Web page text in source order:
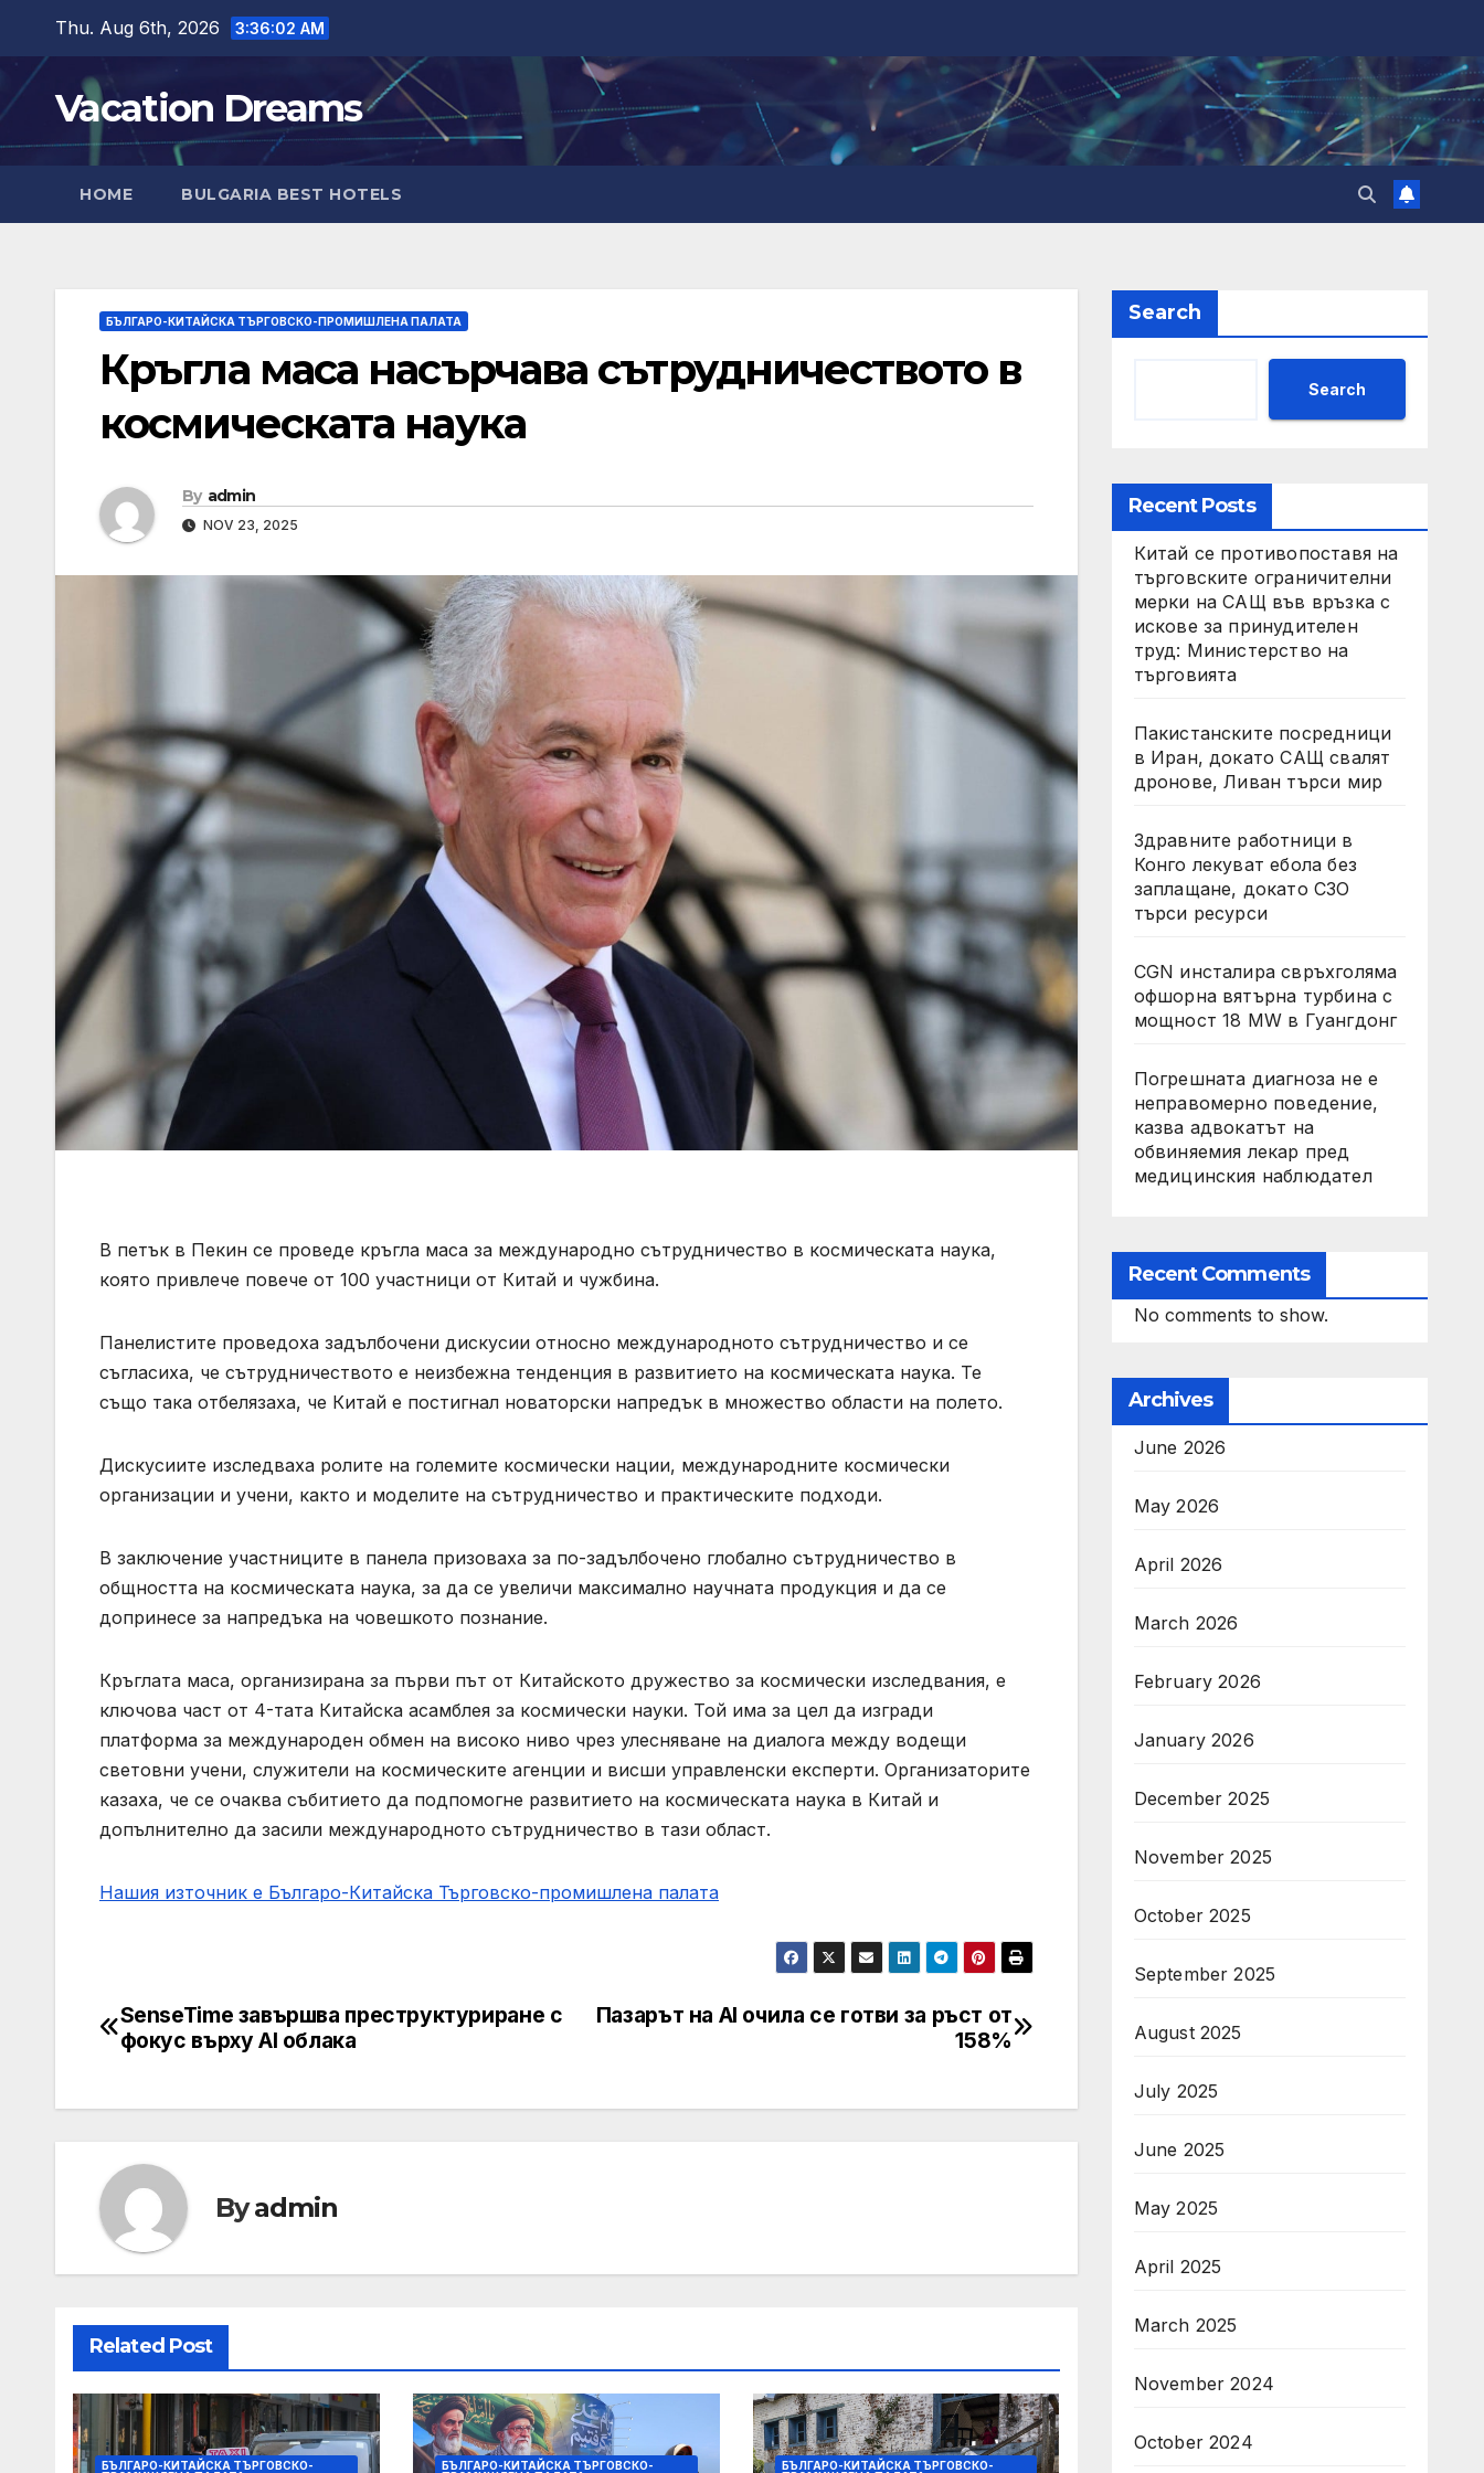
content
Thu. Aug 6th, 2026 3:36:03 AM
Vacation Dreams
HOME BULGARIA BEST HOTELS
БЪЛГАРО-КИТАЙСКА ТЪРГОВСКО-ПРОМИШЛЕНА ПАЛАТА
Кръгла маса насърчава сътрудничеството в
космическата наука
By admin
NOV 23, 2025
В петък в Пекин се проведе кръгла маса за международно сътрудничество в космическата наука,
която привлече повече от 100 участници от Китай и чужбина.
Панелистите проведоха задълбочени дискусии относно международното сътрудничество и се
съгласиха, че сътрудничеството е неизбежна тенденция в развитието на космическата наука. Те
също така отбелязаха, че Китай е постигнал новаторски напредък в множество области на полето.
Дискусиите изследваха ролите на големите космически нации, международните космически
организации и учени, както и моделите на сътрудничество и практическите подходи.
В заключение участниците в панела призоваха за по-задълбочено глобално сътрудничество в
общността на космическата наука, за да се увеличи максимално научната продукция и да се
допринесе за напредъка на човешкото познание.
Кръглата маса, организирана за първи път от Китайското дружество за космически изследвания, е
ключова част от 4-тата Китайска асамблея за космически науки. Той има за цел да изгради
платформа за международен обмен на високо ниво чрез улесняване на диалога между водещи
световни учени, служители на космическите агенции и висши управленски експерти. Организаторите
казаха, че се очаква събитието да подпомогне развитието на космическата наука в Китай и
допълнително да засили международното сътрудничество в тази област.
Нашия източник е Българо-Китайска Търговско-промишлена палaта
Post
Пазарът на AI очила се готви за ръст от
158%
SenseTime завършва преструктуриране с
фокус върху AI облака
Byadmin
Related Post
БЪЛГАРО-КИТАЙСКА ТЪРГОВСКО-
БЪЛГАРО-КИТАЙСКА ТЪРГОВСКО-
БЪЛГАРО-КИТАЙСКА ТЪРГОВСКО-
Search
Search
Recent Posts
Китай се противопоставя на
търговските ограничителни
мерки на САЩ във връзка с
искове за принудителен
труд: Министерство на
търговията
Пакистанските посредници
в Иран, докато САЩ свалят
дронове, Ливан търси мир
Здравните работници в
Конго лекуват ебола без
заплащане, докато СЗО
търси ресурси
CGN инсталира свръхголяма
офшорна вятърна турбина с
мощност 18 MW в Гуангдонг
Погрешната диагноза не е
неправомерно поведение,
казва адвокатът на
обвиняемия лекар пред
медицинския наблюдател
Recent Comments
No comments to show.
Archives
June 2026
May 2026
April 2026
March 2026
February 2026
January 2026
December 2025
November 2025
October 2025
September 2025
August 2025
July 2025
June 2025
May 2025
April 2025
March 2025
November 2024
October 2024